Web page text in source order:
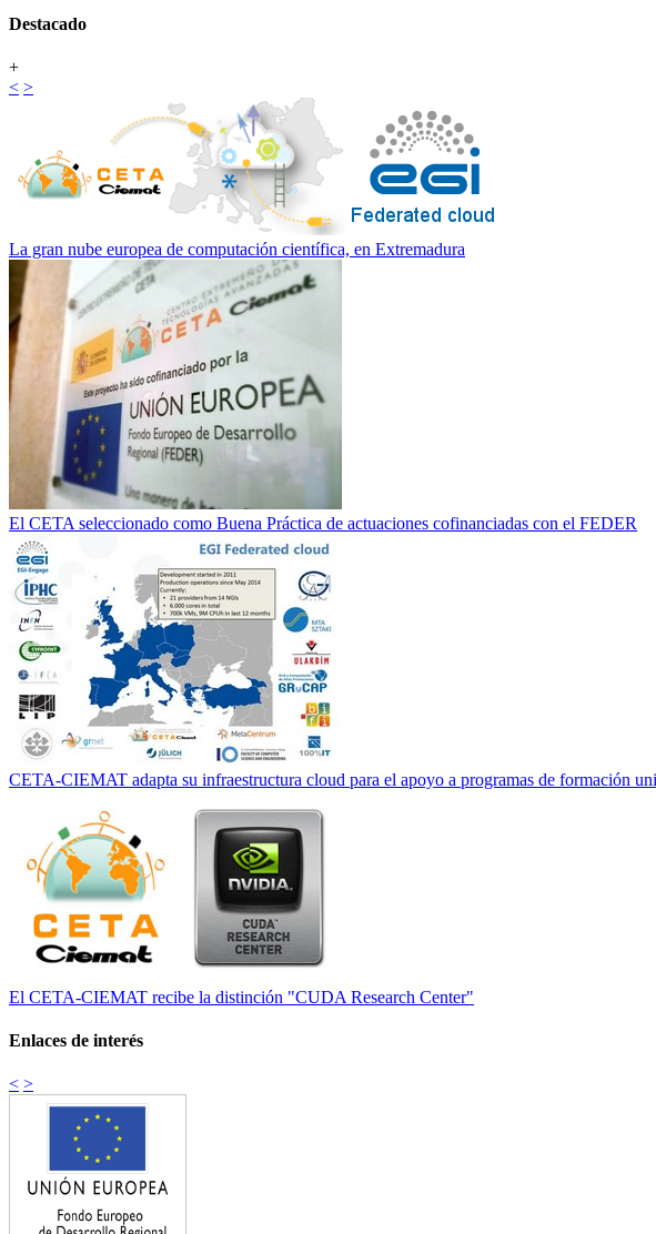
Destacado
+
< >
La gran nube europea de computación científica, en Extremadura
El CETA seleccionado como Buena Práctica de actuaciones cofinanciadas con el FEDER
CETA-CIEMAT adapta su infraestructura cloud para el apoyo a programas de formación
El CETA-CIEMAT recibe la distinción "CUDA Research Center"
Enlaces de interés
< >